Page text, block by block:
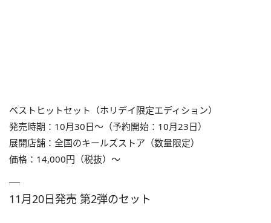
ベストヒットセット（ホリデイ限定エディション）
発売時期：10月30日～（予約開始：10月23日）
展開店舗：全国のキールズストア（数量限定）
価格：14,000円（税抜）～
11月20日発売 第2弾のセット